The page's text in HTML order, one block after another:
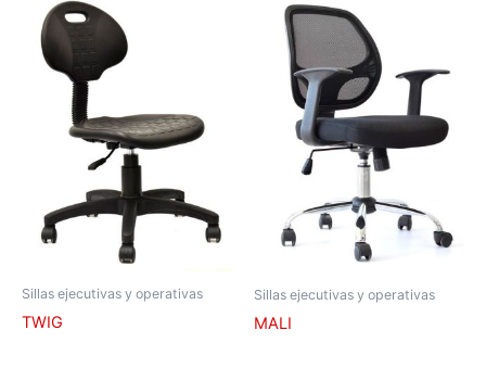
Sillas ejecutivas y operativas
TWIG
Sillas ejecutivas y operativas
MALI